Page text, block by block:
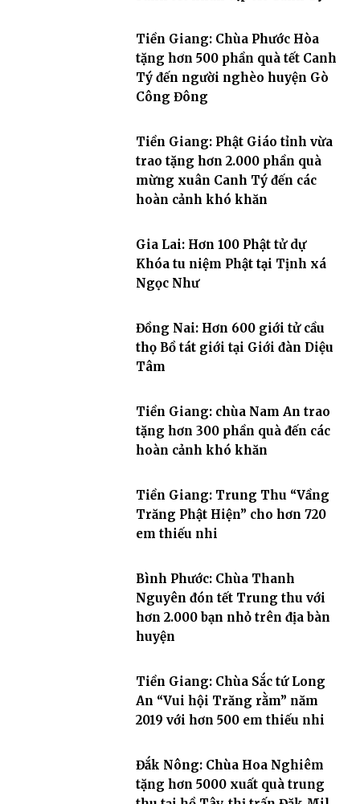
Tiền Giang: Chùa Phước Hòa
tặng hơn 500 phần quà tết Canh
Tý đến người nghèo huyện Gò
Công Đông
Tiền Giang: Phật Giáo tỉnh vừa
trao tặng hơn 2.000 phần quà
mừng xuân Canh Tý đến các
hoàn cảnh khó khăn
Gia Lai: Hơn 100 Phật tử dự
Khóa tu niệm Phật tại Tịnh xá
Ngọc Như
Đồng Nai: Hơn 600 giới tử cầu
thọ Bồ tát giới tại Giới đàn Diệu
Tâm
Tiền Giang: chùa Nam An trao
tặng hơn 300 phần quà đến các
hoàn cảnh khó khăn
Tiền Giang: Trung Thu “Vầng
Trăng Phật Hiện” cho hơn 720
em thiếu nhi
Bình Phước: Chùa Thanh
Nguyên đón tết Trung thu với
hơn 2.000 bạn nhỏ trên địa bàn
huyện
Tiền Giang: Chùa Sắc tứ Long
An “Vui hội Trăng rằm” năm
2019 với hơn 500 em thiếu nhi
Đắk Nông: Chùa Hoa Nghiêm
tặng hơn 5000 xuất quà trung